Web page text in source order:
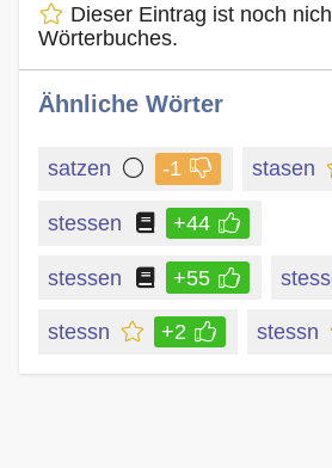
Dieser Eintrag ist noch
Wörterbuches.
Ähnliche Wörter
satzen -1 stasen
stessen +44
stessen +55
stessn +2 stessn